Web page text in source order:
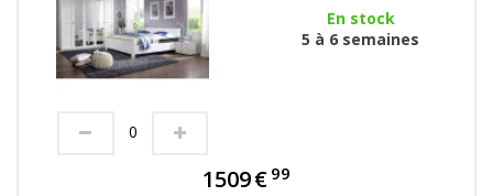
En stock
5 à 6 semaines
1509€ 99